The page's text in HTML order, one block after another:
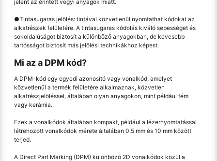
jelent az érintett vegyi anyagok miatt.
●Tintasugaras jelölés: tintával közvetlenül nyomtathat kódokat az
alkatrészek felületére. A tintasugaras kódolás kiváló sebességet és
sokoldalúságot biztosít a különböző anyagokban, de kevesebb
tartósságot biztosít más jelölési technikákhoz képest.
Mi az a DPM kód?
A DPM-kód egy egyedi azonosító vagy vonalkód, amelyet
közvetlenül a termék felületére alkalmaznak, közvetlen
alkatrészjelöléssel, általában olyan anyagokon, mint például fém
vagy kerámia.
Ezek a vonalkódok általában kompakt, például a lézernyomtatással
létrehozott vonalkódok mérete általában 0,5 mm és 10 mm között
terjed.
A Direct Part Marking (DPM) különböző 2D vonalkódok közül a